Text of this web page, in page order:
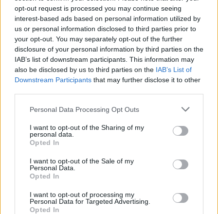
opt-out request is processed you may continue seeing
interest-based ads based on personal information utilized by
us or personal information disclosed to third parties prior to
your opt-out. You may separately opt-out of the further
disclosure of your personal information by third parties on the
IAB’s list of downstream participants. This information may
also be disclosed by us to third parties on the IAB’s List of
Downstream Participants that may further disclose it to other
Personal Data Processing Opt Outs
I want to opt-out of the Sharing of my
personal data.
Opted In
I want to opt-out of the Sale of my
Personal Data.
Opted In
I want to opt-out of processing my
Personal Data for Targeted Advertising.
Opted In